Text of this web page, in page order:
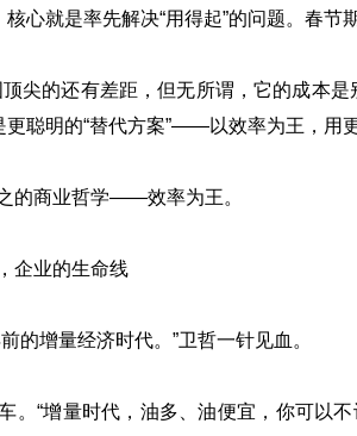
核心就是率先解决“用得起”的问题。春
尖的还有差距，但无所谓，它的成本
更聪明的“替代方案”——以效率为王，用
的商业哲学——效率为王。
企业的生命线
的增量经济时代。”卫哲一针见血。
。“增量时代，油多、油便宜，你可以